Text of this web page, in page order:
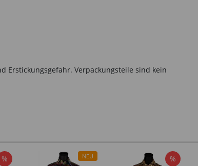
Erstickungsgefahr. Verpackungsteile sind kein
% NEU %